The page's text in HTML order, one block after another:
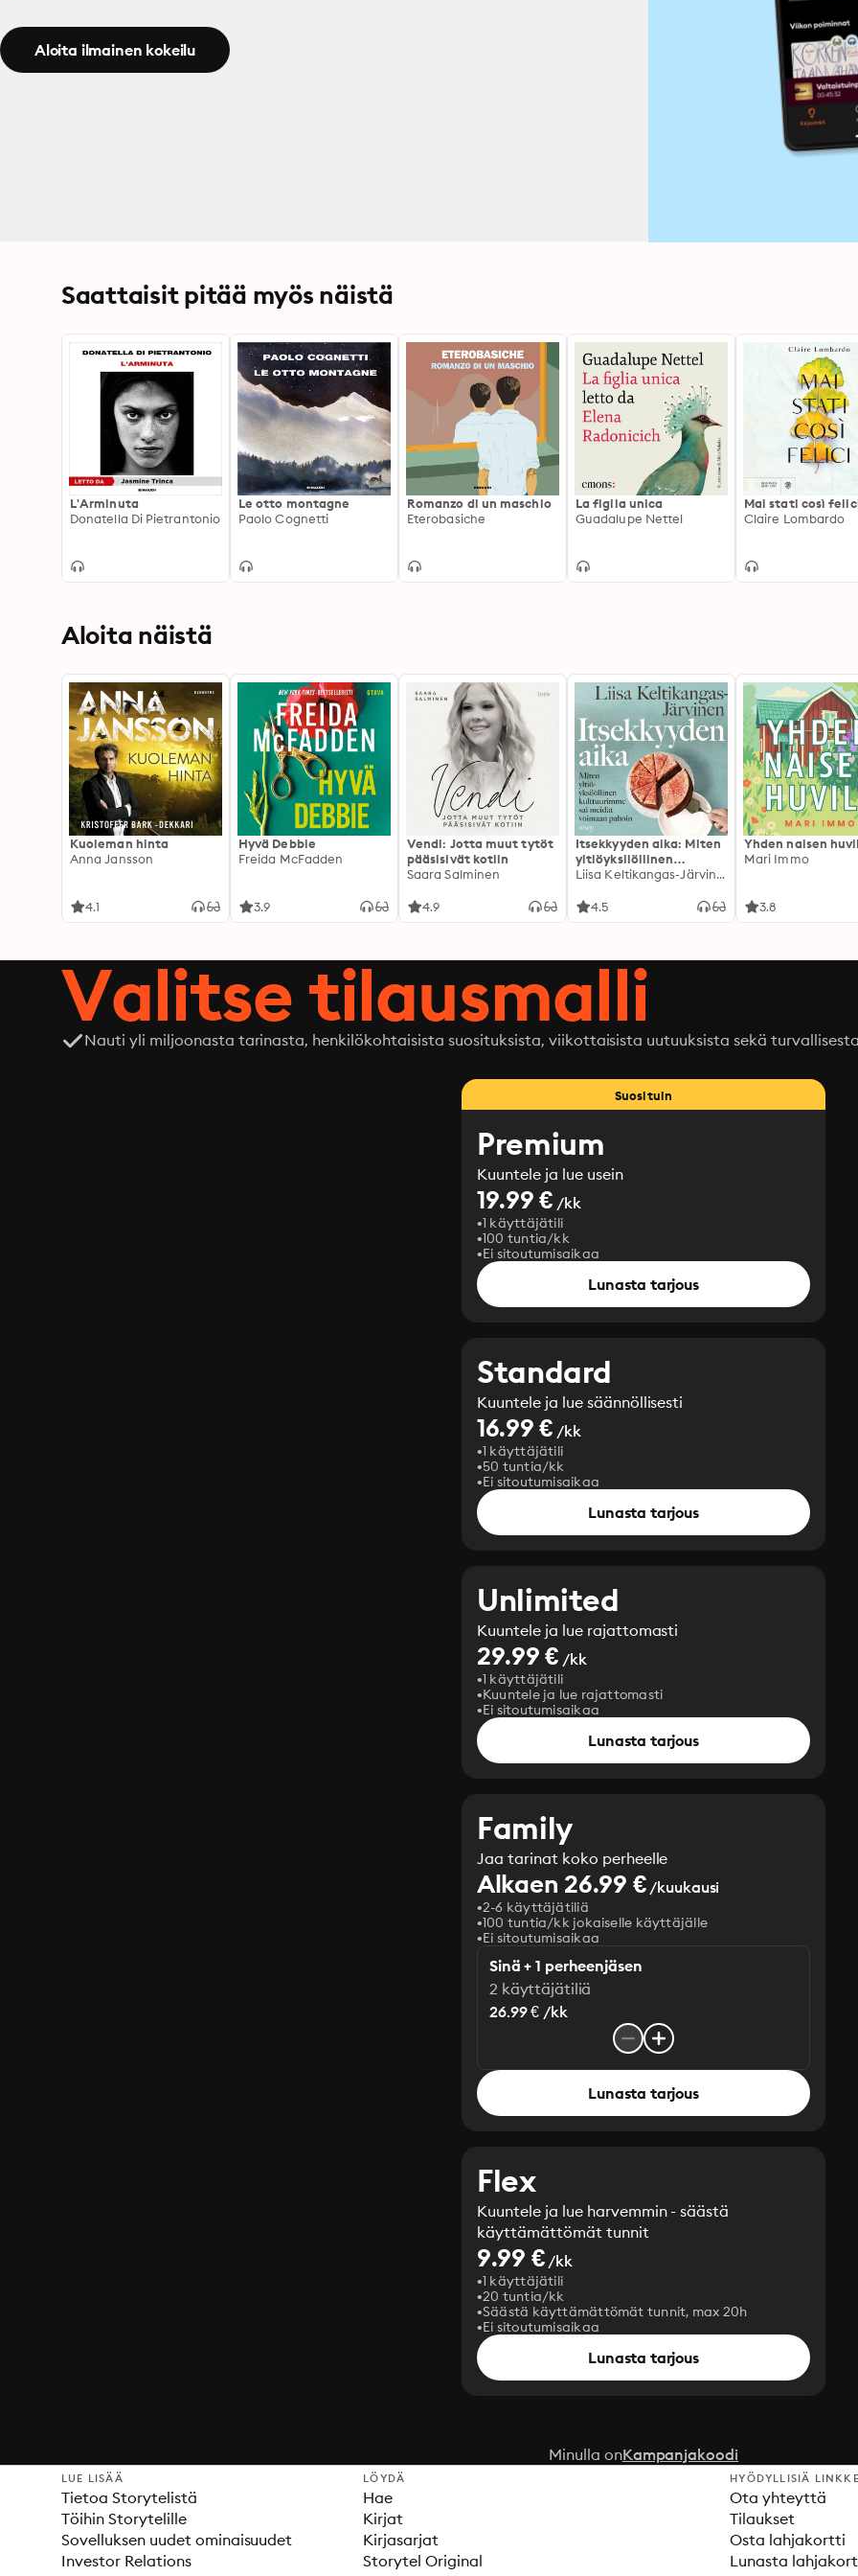
Aloita ilmainen kokeilu
Saattaisit pitää myös näistä
L'Arminuta
Donatella Di Pietrantonio
Le otto montagne
Paolo Cognetti
Romanzo di un maschio
Eterobasiche
La figlia unica
Guadalupe Nettel
Mai stati così
Claire Lombardo
Aloita näistä
Kuoleman hinta
Anna Jansson
4.1
Hyvä Debbie
Freida McFadden
3.9
Vendi: Jotta muut tytöt
pääsisivät kotiin
Saara Salminen
4.9
Itsekkyyden aika: Miten
yltiöyksilöllinen
kulttuurimme sai
Liisa Keltikangas-Järvinen
4.5
Yhden naisen
Mari Immo
3.8
Valitse tilausmalli
Nauti yli miljoonasta tarinasta, henkilökohtaisista suosituksista, viikottaisista uutuuksista sekä
Suosituin
Premium
Kuuntele ja lue usein
19.99 € /kk
1 käyttäjätili
100 tuntia/kk
Ei sitoutumisaikaa
Lunasta tarjous
Standard
Kuuntele ja lue säännöllisesti
16.99 € /kk
1 käyttäjätili
50 tuntia/kk
Ei sitoutumisaikaa
Lunasta tarjous
Unlimited
Kuuntele ja lue rajattomasti
29.99 € /kk
1 käyttäjätili
Kuuntele ja lue rajattomasti
Ei sitoutumisaikaa
Lunasta tarjous
Family
Jaa tarinat koko perheelle
Alkaen 26.99 €/kuukausi
2-6 käyttäjätiliä
100 tuntia/kk jokaiselle käyttäjälle
Ei sitoutumisaikaa
Sinä + 1 perheenjäsen
2 käyttäjätiliä
26.99 € /kk
Lunasta tarjous
Flex
Kuuntele ja lue harvemmin - säästä
käyttämättömät tunnit
9.99 €/kk
1 käyttäjätili
20 tuntia/kk
Säästä käyttämättömät tunnit, max 20h
Ei sitoutumisaikaa
Lunasta tarjous
Minulla onKampanjakoodi
LUE LISÄÄ
Tietoa Storytelistä
Töihin Storytelille
Sovelluksen uudet ominaisuudet
Investor Relations
LÖYDÄ
Hae
Kirjat
Kirjasarjat
Storytel Original
HYÖDYLLISIÄ
Ota yhteyttä
Tilaukset
Osta lahjakortti
Lunasta